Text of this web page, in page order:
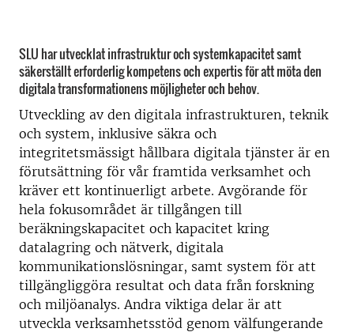
SLU har utvecklat infrastruktur och systemkapacitet samt
säkerställt erforderlig kompetens och expertis för att möta den
digitala transformationens möjligheter och behov.
Utveckling av den digitala infrastrukturen, teknik
och system, inklusive säkra och
integritetsmässigt hållbara digitala tjänster är en
förutsättning för vår framtida verksamhet och
kräver ett kontinuerligt arbete. Avgörande för
hela fokusområdet är tillgången till
beräkningskapacitet och kapacitet kring
datalagring och nätverk, digitala
kommunikationslösningar, samt system för att
tillgängliggöra resultat och data från forskning
och miljöanalys. Andra viktiga delar är att
utveckla verksamhetsstöd genom välfungerande